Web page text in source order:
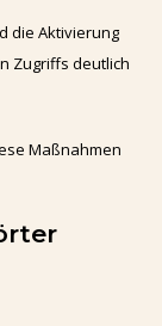
die Aktivierung
Zugriffs deutlich
Maßnahmen